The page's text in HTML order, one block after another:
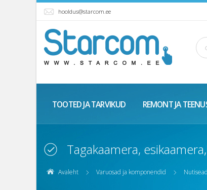
hooldus@starcom.ee
TOOTED JA TARVIKUD REMONT JA
Tagakaamera,
Avaleht Varuosad ja komponendid